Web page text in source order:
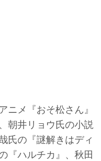
メ『おそ松さん』
朝井リョウ氏の小説
氏の『謎解きはディ
『ハルチカ』、秋田